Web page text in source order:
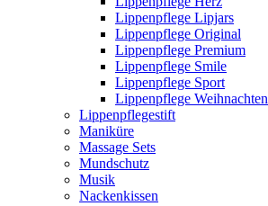
Lippenpflege Lipjars
Lippenpflege Original
Lippenpflege Premium
Lippenpflege Smile
Lippenpflege Sport
Lippenpflege Weihnachten
Lippenpflegestift
Maniküre
Massage Sets
Mundschutz
Musik
Nackenkissen